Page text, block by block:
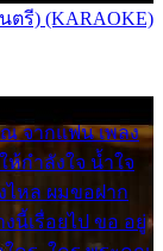
ตรี) (KARAOKE)
จากแฟน เพลง
ห้กำลังใจ น้ำใจ
หล ผมขอฝาก
นี้เรื่อยไป ขอ อยู่